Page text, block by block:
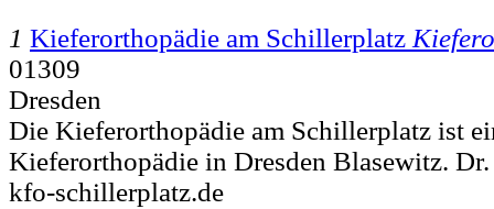
1 Kieferorthopädie am Schillerplatz
01309
Dresden
Die Kieferorthopädie am Schillerplatz ist
Kieferorthopädie in Dresden Blasewitz. Dr.
kfo-schillerplatz.de